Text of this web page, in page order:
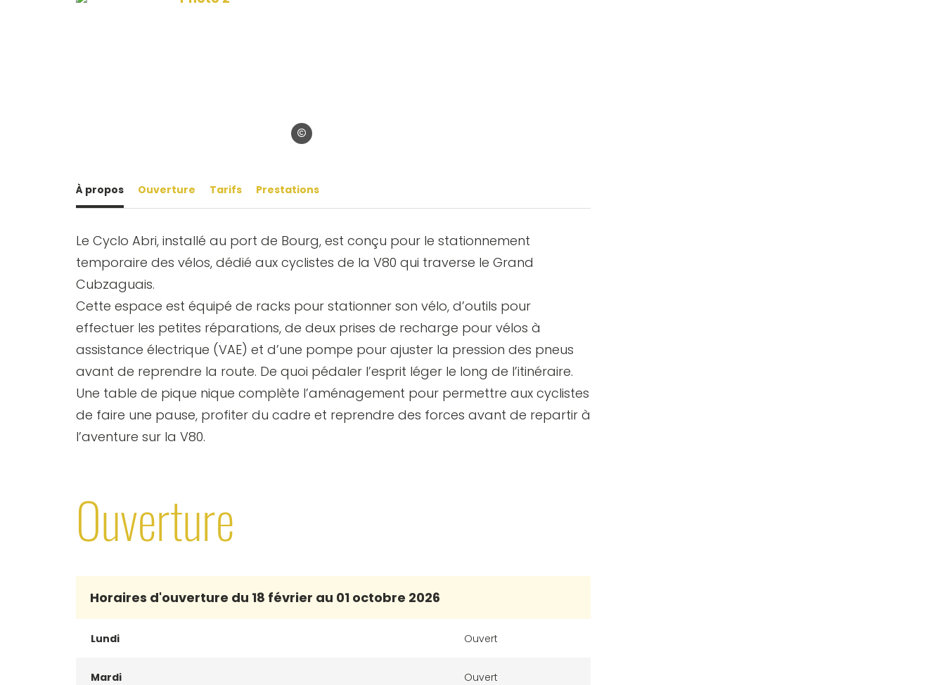
©Bourg Cubzaguais Tourisme
À propos Ouverture Tarifs Prestations
Le Cyclo Abri, installé au port de Bourg, est conçu pour le stationnement
temporaire des vélos, dédié aux cyclistes de la V80 qui traverse le Grand
Cubzaguais.
Cette espace est équipé de racks pour stationner son vélo, d’outils pour
effectuer les petites réparations, de deux prises de recharge pour vélos à
assistance électrique (VAE) et d’une pompe pour ajuster la pression des pneus
avant de reprendre la route. De quoi pédaler l’esprit léger le long de l’itinéraire.
Une table de pique nique complète l’aménagement pour permettre aux cyclistes
de faire une pause, profiter du cadre et reprendre des forces avant de repartir à
l’aventure sur la V80.
Ouverture
Horaires d'ouverture du 18 février au 01 octobre 2026
Lundi Ouvert
Mardi Ouvert